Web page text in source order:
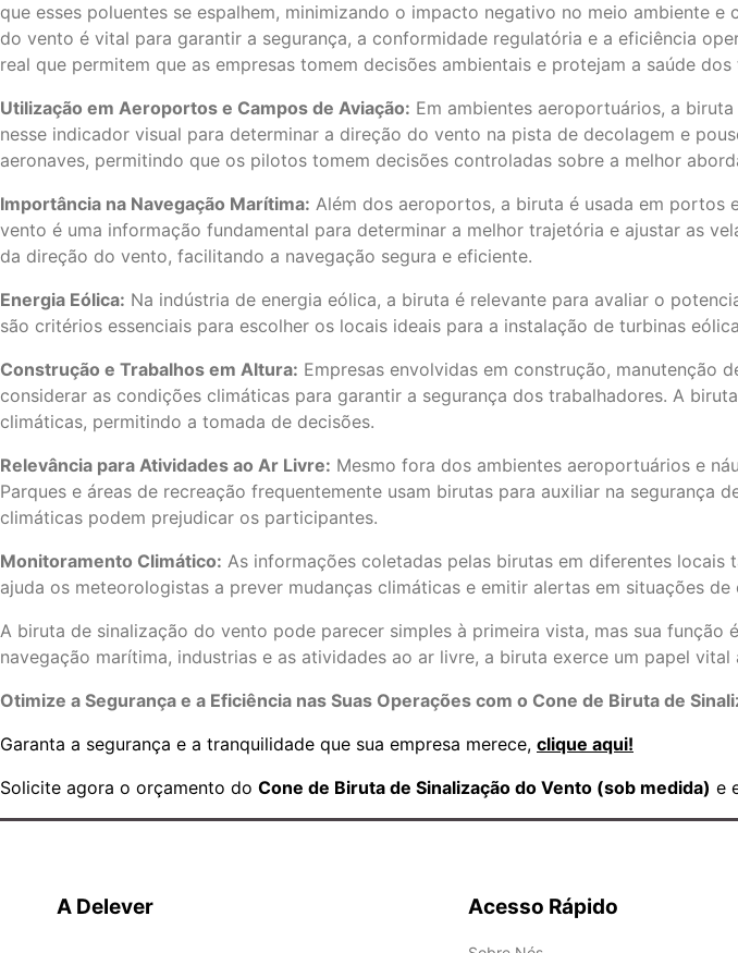
que esses poluentes se espalhem, minimizando o impacto negativo no meio ambiente
do vento é vital para garantir a segurança, a conformidade regulatória e a eficiência
real que permitem que as empresas tomem decisões ambientais e protejam a saúde
Utilização em Aeroportos e Campos de Aviação: Em ambientes aeroportuários, a
nesse indicador visual para determinar a direção do vento na pista de decolagem e
aeronaves, permitindo que os pilotos tomem decisões controladas sobre a melhor
Importância na Navegação Marítima: Além dos aeroportos, a biruta é usada em portos
vento é uma informação fundamental para determinar a melhor trajetória e ajustar as
da direção do vento, facilitando a navegação segura e eficiente.
Energia Eólica: Na indústria de energia eólica, a biruta é relevante para avaliar o
são critérios essenciais para escolher os locais ideais para a instalação de turbinas
Construção e Trabalhos em Altura: Empresas envolvidas em construção, manutenção
considerar as condições climáticas para garantir a segurança dos trabalhadores. A
climáticas, permitindo a tomada de decisões.
Relevância para Atividades ao Ar Livre: Mesmo fora dos ambientes aeroportuários e
Parques e áreas de recreação frequentemente usam birutas para auxiliar na
climáticas podem prejudicar os participantes.
Monitoramento Climático: As informações coletadas pelas birutas em diferentes
ajuda os meteorologistas a prever mudanças climáticas e emitir alertas em situações de
A biruta de sinalização do vento pode parecer simples à primeira vista, mas sua
navegação marítima, industrias e as atividades ao ar livre, a biruta exerce um papel
Otimize a Segurança e a Eficiência nas Suas Operações com o Cone de Biruta de
Garanta a segurança e a tranquilidade que sua empresa merece, clique aqui!
Solicite agora o orçamento do Cone de Biruta de Sinalização do Vento (sob medida) e
A Delever Acesso Rápido